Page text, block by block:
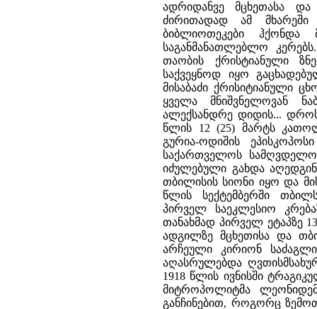
ადრიდანვე მცხეთასა
ძირითადად ამ მხარეში
ბიბლიოთეკები ჰქონდა
საგანმანათლებლო
თაობის ქრისტიანული
საქვეყნოდ იყო
მისაბაძი ქრისიტიანული
ყველა მნიშვნელოვან
ალექსანდრე დიდის...
წლის 12 (25) მარტს
გურია-ოდიშის
საქართველოს
იძულებული გახდა
თბილისის სიონი იყო და
წლის სექტემბერში
პირველ საეკლესიო
თანახმად პირველ ეტაპზე
ადგილზე მცხეთისა და
არჩეული კირიონ
აღასრულებდა
1918 წლის ივნისში
მიტროპოლიტმა
განჩინებით, როგორც